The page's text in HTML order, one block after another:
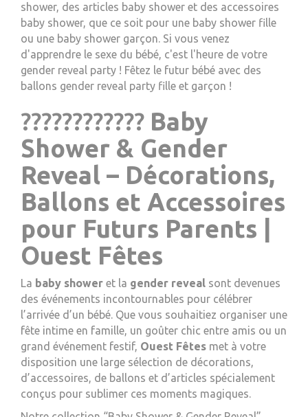
shower, des articles baby shower et des accessoires
baby shower, que ce soit pour une baby shower fille
ou une baby shower garçon. Si vous venez
d'apprendre le sexe du bébé, c'est l'heure de votre
gender reveal party ! Fêtez le futur bébé avec des
ballons gender reveal party fille et garçon !
???????????? Baby
Shower & Gender
Reveal – Décorations,
Ballons et Accessoires
pour Futurs Parents |
Ouest Fêtes
La baby shower et la gender reveal sont devenues
des événements incontournables pour célébrer
l’arrivée d’un bébé. Que vous souhaitiez organiser une
fête intime en famille, un goûter chic entre amis ou un
grand événement festif, Ouest Fêtes met à votre
disposition une large sélection de décorations,
d’accessoires, de ballons et d’articles spécialement
conçus pour sublimer ces moments magiques.